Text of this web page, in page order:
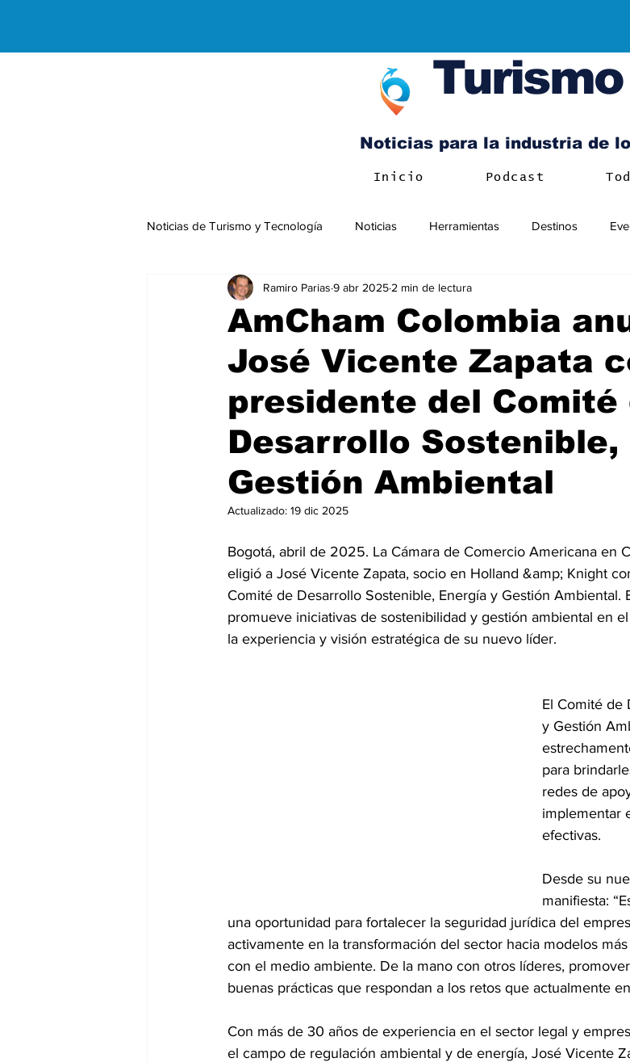
Noticias para la industria de
Inicio Podcast
Noticias de Turismo y Tecnología Noticias Herramientas Destinos
Negocios Internacionales
AmCham Colombia
José Vicente Zapata
presidente del Comité
Desarrollo Sostenible,
Gestión Ambiental
Ramiro Parias 9 abr 2025 2 min de lectura
Actualizado: 19 dic 2025
Bogotá, abril de 2025. La Cámara de Comercio Americana en
eligió a José Vicente Zapata, socio en Holland &amp; Knight
Comité de Desarrollo Sostenible, Energía y Gestión Ambiental.
promueve iniciativas de sostenibilidad y gestión ambiental en
la experiencia y visión estratégica de su nuevo líder.
El Comité de
y Gestión
para
redes de
implementar
efectivas.
Desde su
manifiesta:
una oportunidad para fortalecer la seguridad jurídica del
activamente en la transformación del sector hacia modelos
con el medio ambiente. De la mano con otros líderes,
buenas prácticas que respondan a los retos que actualmente
Con más de 30 años de experiencia en el sector legal y
el campo de regulación ambiental y de energía, José Vicente